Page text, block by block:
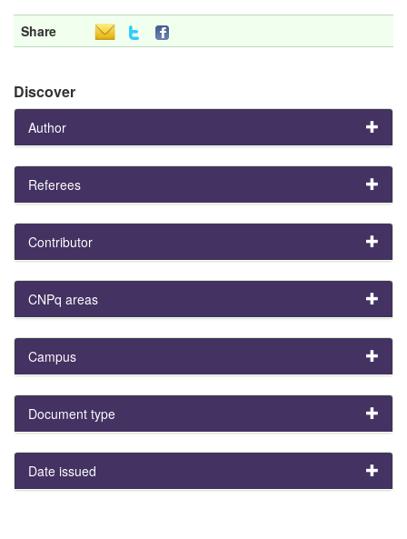
Share
Discover
Author
Referees
Contributor
CNPq areas
Campus
Document type
Date issued